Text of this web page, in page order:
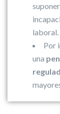
laboral.
Por
una